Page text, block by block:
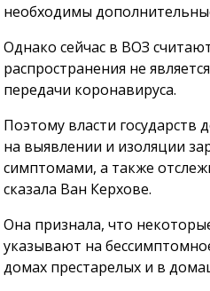
необходимы
Однако сейчас в ВОЗ
распространения не
передачи коронавируса.
Поэтому власти государств
на выявлении и изоляции
симптомами, а также
сказала Ван Керхове.
Она признала, что
указывают на
домах престарелых и в